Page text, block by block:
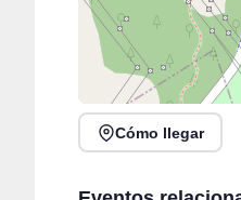
Cómo llegar
Jack Moore Band